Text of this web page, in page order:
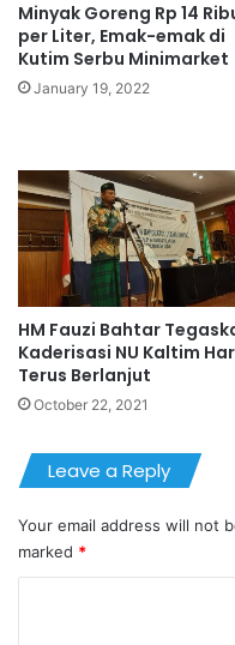
Minyak Goreng Rp 14
per Liter, Emak-emak di
Kutim Serbu Minimarket
January 19, 2022
HM Fauzi Bahtar
Kaderisasi NU Kaltim
Terus Berlanjut
October 22, 2021
Leave a Reply
Your email address will not
marked *